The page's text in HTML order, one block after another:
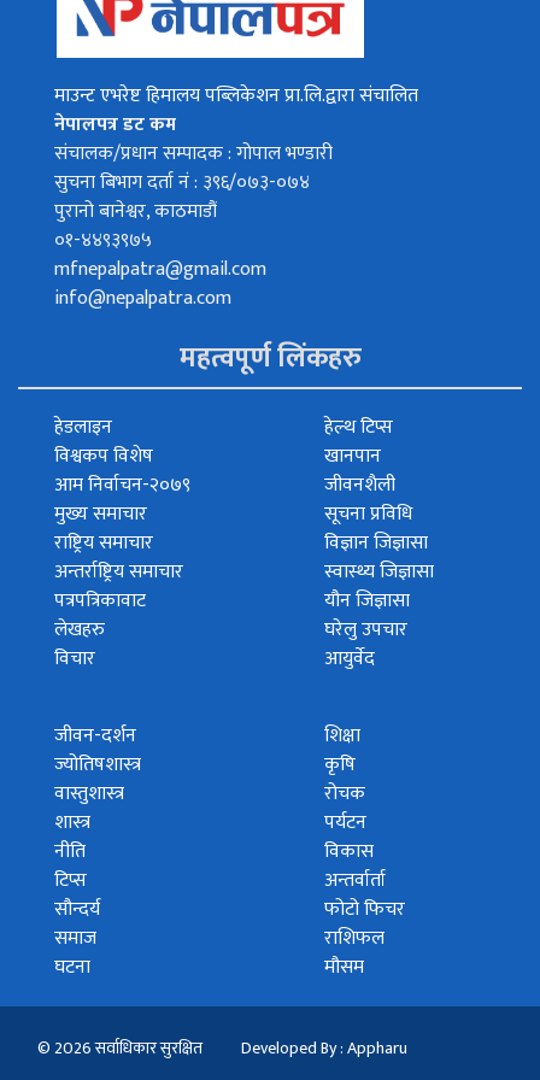
माउन्ट एभरेष्ट हिमालय पब्लिकेशन प्रा.लि.द्वारा संचालित
नेपालपत्र डट कम
संचालक/प्रधान सम्पादक : गोपाल भण्डारी
सुचना बिभाग दर्ता नं : ३९६/०७३-०७४
पुरानो बानेश्वर, काठमाडौं
०१-४४९३९७५
mfnepalpatra@gmail.com
info@nepalpatra.com
महत्वपूर्ण लिंकहरु
हेडलाइन
विश्वकप विशेष
आम निर्वाचन-२०७९
मुख्य समाचार
राष्ट्रिय समाचार
अन्तर्राष्ट्रिय समाचार
पत्रपत्रिकावाट
लेखहरु
विचार
हेल्थ टिप्स
खानपान
जीवनशैली
सूचना प्रविधि
विज्ञान जिज्ञासा
स्वास्थ्य जिज्ञासा
यौन जिज्ञासा
घरेलु उपचार
आयुर्वेद
जीवन-दर्शन
ज्योतिषशास्त्र
वास्तुशास्त्र
शास्त्र
नीति
टिप्स
सौन्दर्य
समाज
घटना
शिक्षा
कृषि
रोचक
पर्यटन
विकास
अन्तर्वार्ता
फोटो फिचर
राशिफल
मौसम
© 2026 सर्वाधिकार सुरक्षित Developed By : Appharu